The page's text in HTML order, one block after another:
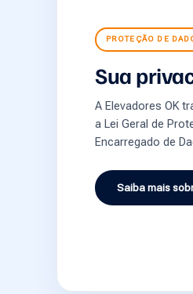
PROTEÇÃO DE
Sua
A Elevadores OK
a Lei Geral de
Encarregado de
Saiba mais